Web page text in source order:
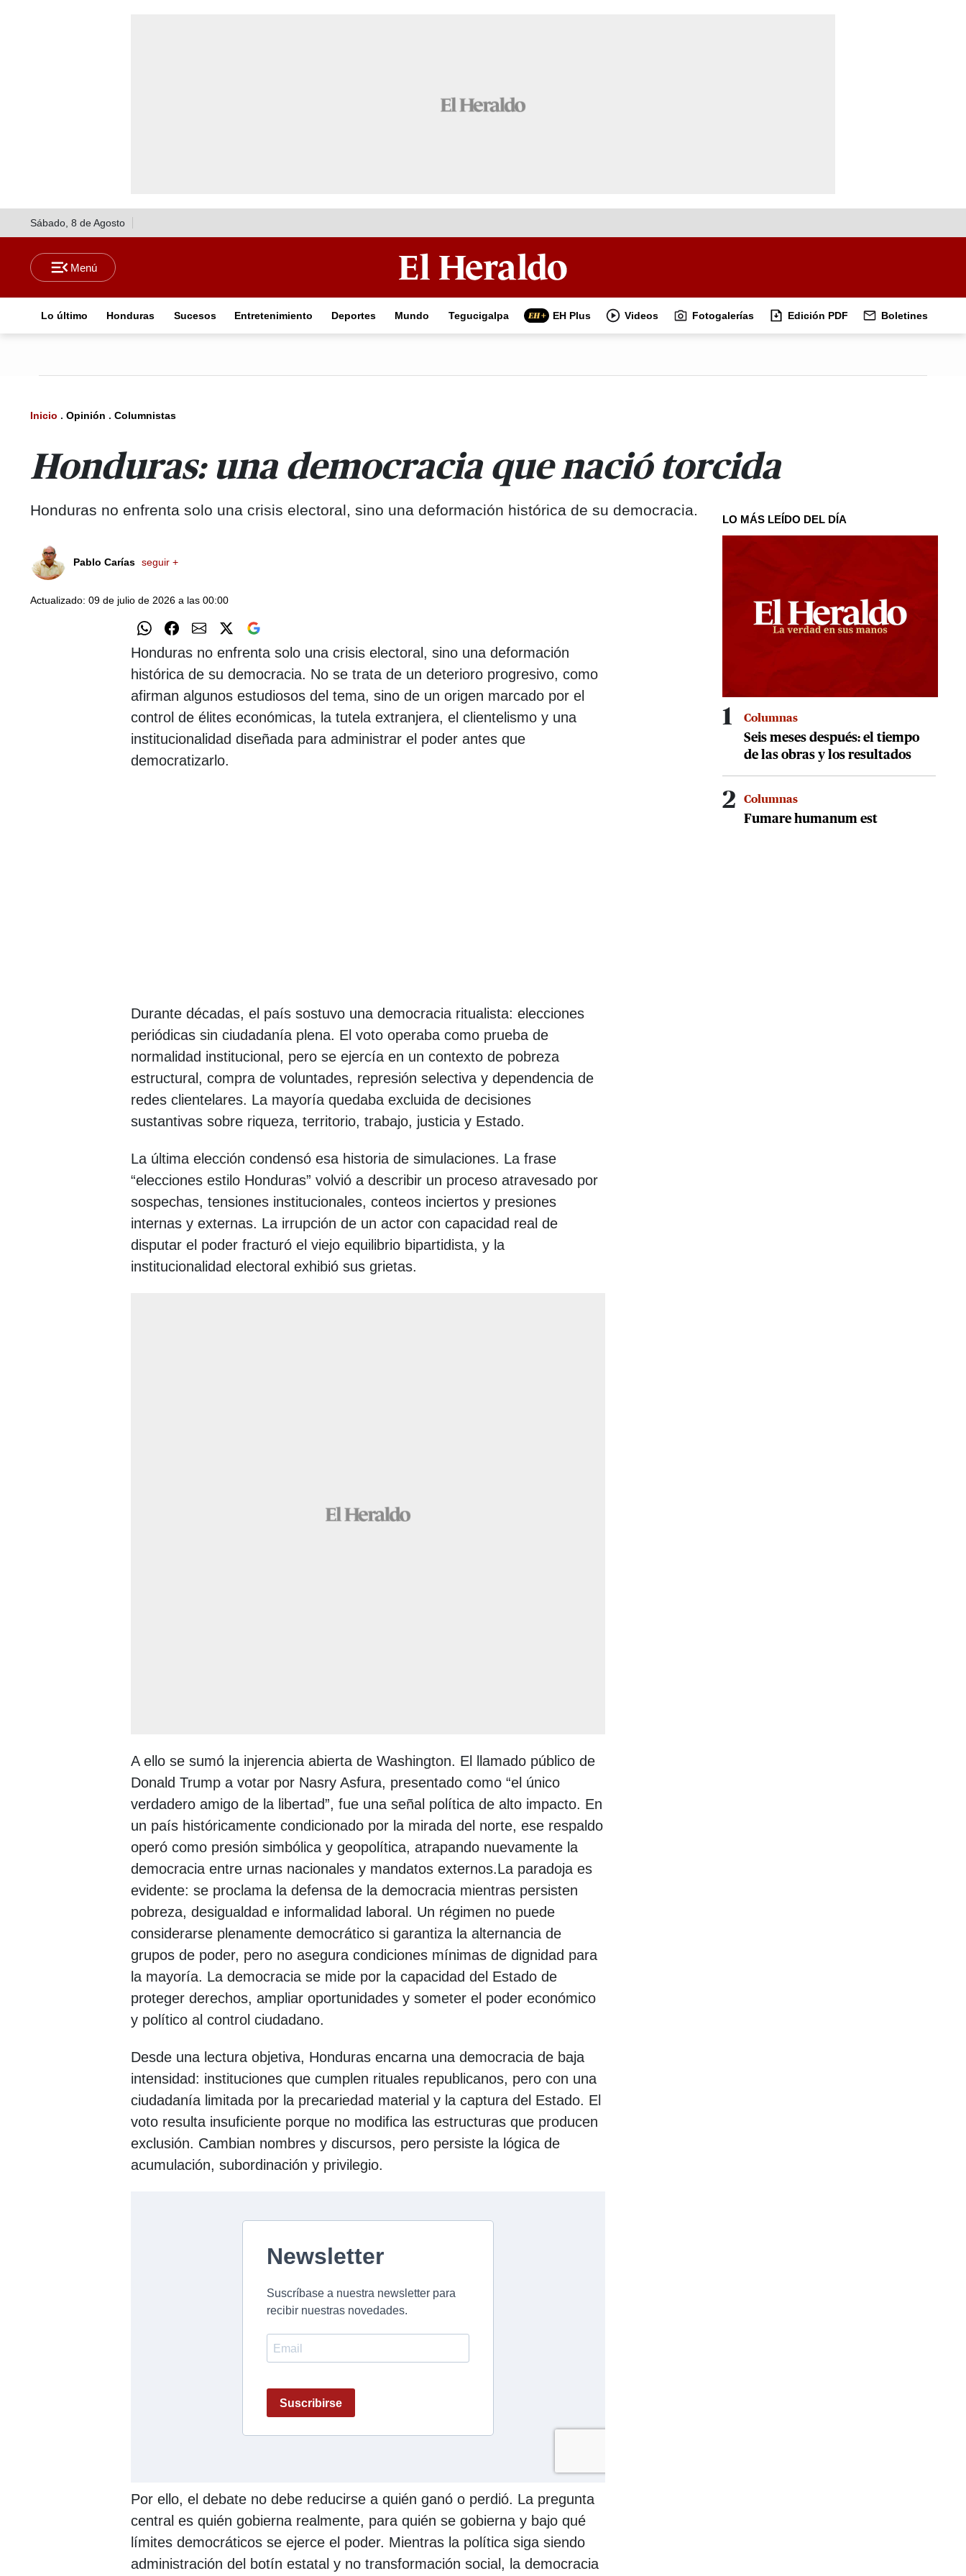
Sábado, 8 de Agosto
Lo último Honduras Sucesos Entretenimiento Deportes Mundo Tegucigalpa EH Plus Videos Fotogalerías Edición PDF Boletines
Inicio . Opinión . Columnistas
Honduras: una democracia que nació torcida
Honduras no enfrenta solo una crisis electoral, sino una deformación histórica de su democracia.
Pablo Carías seguir +
Actualizado: 09 de julio de 2026 a las 00:00
Honduras no enfrenta solo una crisis electoral, sino una deformación
histórica de su democracia. No se trata de un deterioro progresivo, como
afirman algunos estudiosos del tema, sino de un origen marcado por el
control de élites económicas, la tutela extranjera, el clientelismo y una
institucionalidad diseñada para administrar el poder antes que
democratizarlo.
Durante décadas, el país sostuvo una democracia ritualista: elecciones
periódicas sin ciudadanía plena. El voto operaba como prueba de
normalidad institucional, pero se ejercía en un contexto de pobreza
estructural, compra de voluntades, represión selectiva y dependencia de
redes clientelares. La mayoría quedaba excluida de decisiones
sustantivas sobre riqueza, territorio, trabajo, justicia y Estado.
La última elección condensó esa historia de simulaciones. La frase
“elecciones estilo Honduras” volvió a describir un proceso atravesado por
sospechas, tensiones institucionales, conteos inciertos y presiones
internas y externas. La irrupción de un actor con capacidad real de
disputar el poder fracturó el viejo equilibrio bipartidista, y la
institucionalidad electoral exhibió sus grietas.
A ello se sumó la injerencia abierta de Washington. El llamado público de
Donald Trump a votar por Nasry Asfura, presentado como “el único
verdadero amigo de la libertad”, fue una señal política de alto impacto. En
un país históricamente condicionado por la mirada del norte, ese respaldo
operó como presión simbólica y geopolítica, atrapando nuevamente la
democracia entre urnas nacionales y mandatos externos.La paradoja es
evidente: se proclama la defensa de la democracia mientras persisten
pobreza, desigualdad e informalidad laboral. Un régimen no puede
considerarse plenamente democrático si garantiza la alternancia de
grupos de poder, pero no asegura condiciones mínimas de dignidad para
la mayoría. La democracia se mide por la capacidad del Estado de
proteger derechos, ampliar oportunidades y someter el poder económico
y político al control ciudadano.
Desde una lectura objetiva, Honduras encarna una democracia de baja
intensidad: instituciones que cumplen rituales republicanos, pero con una
ciudadanía limitada por la precariedad material y la captura del Estado. El
voto resulta insuficiente porque no modifica las estructuras que producen
exclusión. Cambian nombres y discursos, pero persiste la lógica de
acumulación, subordinación y privilegio.
Por ello, el debate no debe reducirse a quién ganó o perdió. La pregunta
central es quién gobierna realmente, para quién se gobierna y bajo qué
límites democráticos se ejerce el poder. Mientras la política siga siendo
administración del botín estatal y no transformación social, la democracia
LO MÁS LEÍDO DEL DÍA
1 Columnas
Seis meses después: el tiempo
de las obras y los resultados
2 Columnas
Fumare humanum est